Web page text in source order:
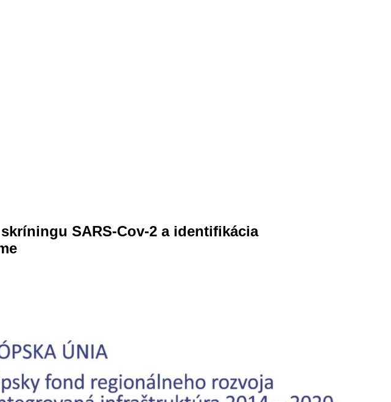
SARS-Cov-2 a identifikácia